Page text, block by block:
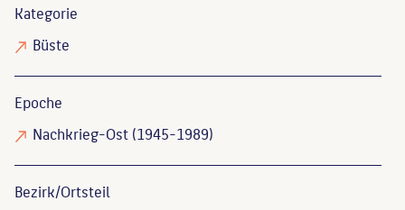
Kategorie
Büste
Epoche
Nachkrieg-Ost (1945-1989)
Bezirk/Ortsteil